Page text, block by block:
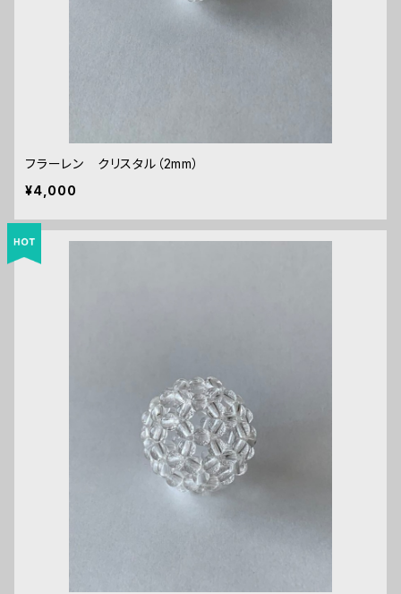
フラーレン クリスタル（2mm）
¥4,000